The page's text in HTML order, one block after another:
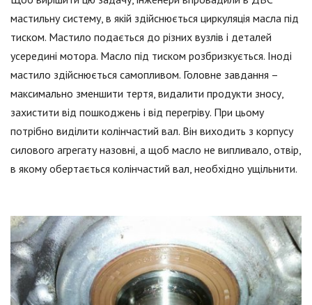
мастильну систему, в якій здійснюється циркуляція масла під
тиском. Мастило подається до різних вузлів і деталей
усередині мотора. Масло під тиском розбризкується. Іноді
мастило здійснюється самопливом. Головне завдання –
максимально зменшити тертя, видалити продукти зносу,
захистити від пошкоджень і від перегріву. При цьому
потрібно виділити колінчастий вал. Він виходить з корпусу
силового агрегату назовні, а щоб масло не випливало, отвір,
в якому обертається колінчастий вал, необхідно ущільнити.